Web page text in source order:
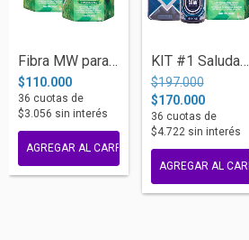
Fibra MW para mejorar el tránsito intest...
$110.000
36 cuotas de
$3.056 sin interés
KIT #1 Saludable MW (Quemador + Drenador...
$197.000
$170.000
36 cuotas de
$4.722sin interés